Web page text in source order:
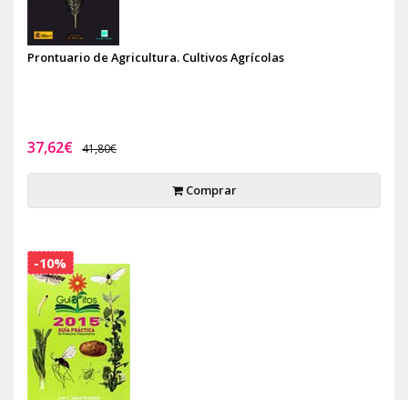
Prontuario de Agricultura. Cultivos Agrícolas
37,62€ 41,80€
Comprar
-10%